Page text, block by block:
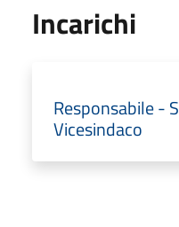
Incarichi
Responsabile -
Vicesindaco